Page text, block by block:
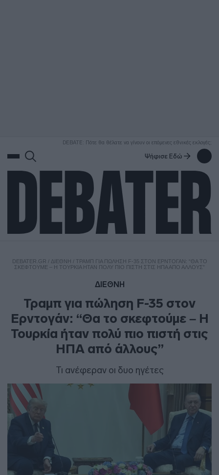
DEBATE: Πότε θα θέλατε να γίνουν οι επόμενες εθνικές εκλογές;
Ψήφισε Εδώ
DEBATER.GR / ΔΙΕΘΝΗ / ΤΡΑΜΠ ΓΙΑ ΠΏΛΗΣΗ F-35 ΣΤΟΝ ΕΡΝΤΟΓΆΝ: “ΘΑ ΤΟ
ΣΚΕΦΤΟΎΜΕ – Η ΤΟΥΡΚΊΑ ΉΤΑΝ ΠΟΛΎ ΠΙΟ ΠΙΣΤΉ ΣΤΙΣ ΗΠΑ ΑΠΌ ΆΛΛΟΥΣ”
ΔΙΕΘΝΗ
Τραμπ για πώληση F-35 στον
Ερντογάν: “Θα το σκεφτούμε – Η
Τουρκία ήταν πολύ πιο πιστή στις
ΗΠΑ από άλλους”
Τι ανέφεραν οι δυο ηγέτες